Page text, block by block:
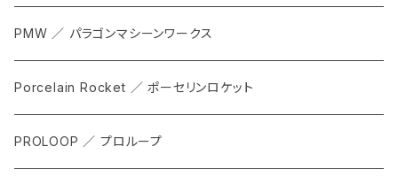
CARRIER & RACKS
COCKPIT
TOOL
PMW ／ パラゴンマシーンワークス
Porcelain Rocket ／ ポーセリンロケット
PROLOOP ／ プロループ